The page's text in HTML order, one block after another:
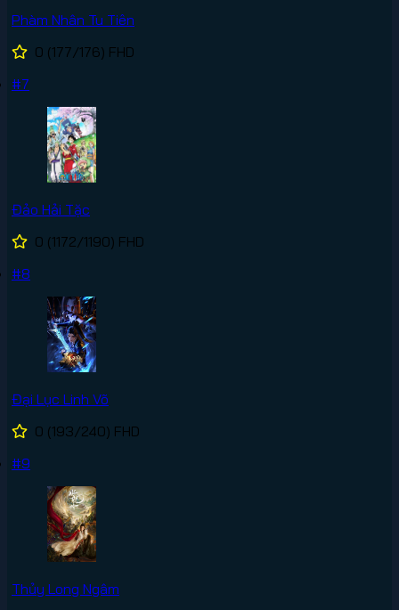
Phàm Nhân Tu Tiên
0 (177/176) FHD
#7
Đảo Hải Tặc
0 (1172/1190) FHD
#8
Đại Lục Linh Võ
0 (193/240) FHD
#9
Thủy Long Ngâm